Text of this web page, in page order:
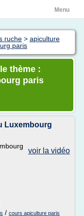
Menu
ruche > apiculture
paris
thème :
paris
Luxembourg
voir la vidéo
/ cours apiculture paris